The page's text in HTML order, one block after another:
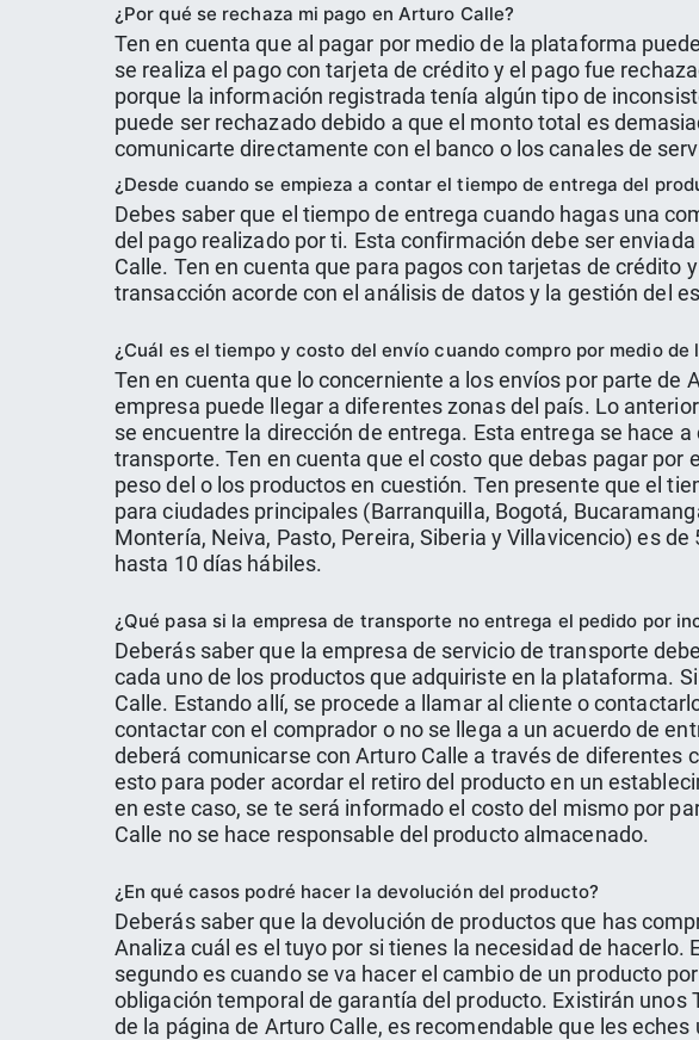
¿Por qué se rechaza mi pago en Arturo Calle?
Ten en cuenta que al pagar por medio de la plataforma
se realiza el pago con tarjeta de crédito y el pago fue
porque la información registrada tenía algún tipo de
puede ser rechazado debido a que el monto total es
comunicarte directamente con el banco o los canales de
¿Desde cuando se empieza a contar el tiempo de entrega del
Debes saber que el tiempo de entrega cuando hagas una
del pago realizado por ti. Esta confirmación debe ser
Calle. Ten en cuenta que para pagos con tarjetas de crédito
transacción acorde con el análisis de datos y la gestión del
¿Cuál es el tiempo y costo del envío cuando compro por medio
Ten en cuenta que lo concerniente a los envíos por parte
empresa puede llegar a diferentes zonas del país. Lo
se encuentre la dirección de entrega. Esta entrega se hace
transporte. Ten en cuenta que el costo que debas pagar
peso del o los productos en cuestión. Ten presente que el
para ciudades principales (Barranquilla, Bogotá,
Montería, Neiva, Pasto, Pereira, Siberia y Villavicencio) es
hasta 10 días hábiles.
¿Qué pasa si la empresa de transporte no entrega el pedido por
Deberás saber que la empresa de servicio de transporte
cada uno de los productos que adquiriste en la plataforma.
Calle. Estando allí, se procede a llamar al cliente o
contactar con el comprador o no se llega a un acuerdo de
deberá comunicarse con Arturo Calle a través de diferentes
esto para poder acordar el retiro del producto en un
en este caso, se te será informado el costo del mismo por
Calle no se hace responsable del producto almacenado.
¿En qué casos podré hacer la devolución del producto?
Deberás saber que la devolución de productos que has
Analiza cuál es el tuyo por si tienes la necesidad de hacerlo.
segundo es cuando se va hacer el cambio de un producto
obligación temporal de garantía del producto. Existirán
de la página de Arturo Calle, es recomendable que les